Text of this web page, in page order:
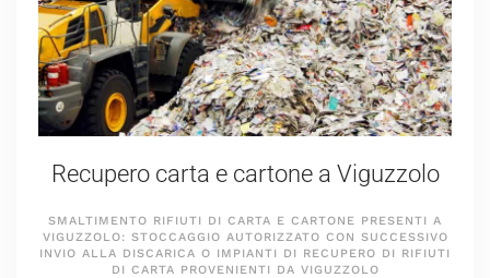
Recupero carta e cartone a Viguzzolo
SMALTIMENTO RIFIUTI DI CARTA E CARTONE PRESENTI A
VIGUZZOLO: STOCCAGGIO AUTORIZZATO CON SUCCESSIVO
INVIO ALLA DISCARICA O IMPIANTI DI RECUPERO DI RIFIUTI
DI CARTA PROVENIENTI DA VIGUZZOLO